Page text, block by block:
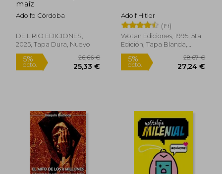
maíz
Adolfo Córdoba
DE LIRIO EDICIONES,
2025, Tapa Dura, Nuevo
Adolf Hitler
(19)
Wotan Ediciones, 1995, 5ta
Edición, Tapa Blanda,
Nuevo